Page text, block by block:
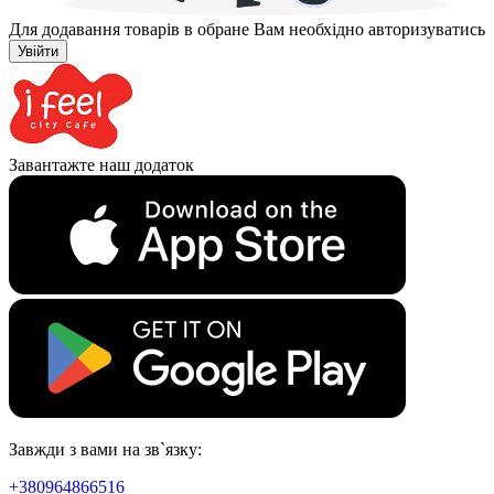
Для додавання товарів в обране Вам необхідно авторизуватись
Увійти
Завантажте наш додаток
Завжди з вами на зв`язку:
+380964866516